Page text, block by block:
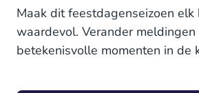
Maak dit feestdagenseizoen elk
waardevol. Verander meldingen
betekenisvolle momenten in de